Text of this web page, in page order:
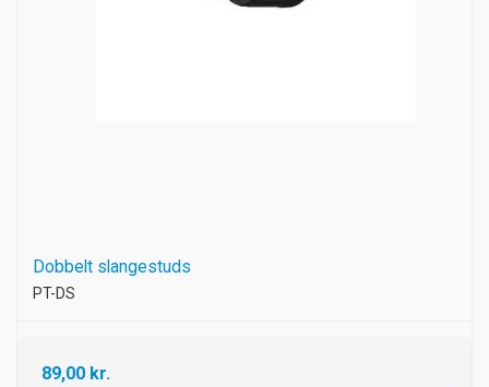
Dobbelt slangestuds
PT-DS
89,00 kr.